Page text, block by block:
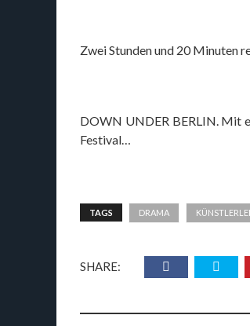
Zwei Stunden und 20 Minuten
DOWN UNDER BERLIN. Mit
Festival…
TAGS DRAMA
SHARE: